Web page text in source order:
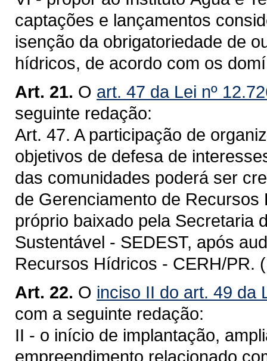
captações e lançamentos
isenção da obrigatoriedade de
hídricos, de acordo com os
Art. 21. O art. 47 da Lei nº
seguinte redação:
Art. 47. A participação de
objetivos de defesa de
das comunidades poderá ser
de Gerenciamento de
próprio baixado pela Secretaria
Sustentável - SEDEST, após
Recursos Hídricos - CERH/PR.
Art. 22. O inciso II do art. 49 da
com a seguinte redação:
II - o início de implantação,
empreendimento relacionado